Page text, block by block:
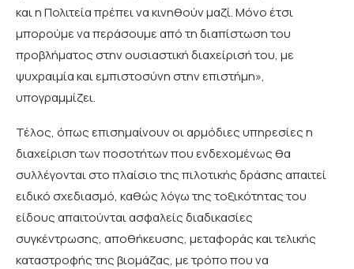
και η Πολιτεία πρέπει να κινηθούν μαζί. Μόνο έτσι
μπορούμε να περάσουμε από τη διαπίστωση του
προβλήματος στην ουσιαστική διαχείρισή του, με
ψυχραιμία και εμπιστοσύνη στην επιστήμη»,
υπογραμμίζει.
Τέλος, όπως επισημαίνουν οι αρμόδιες υπηρεσίες η
διαχείριση των ποσοτήτων που ενδεχομένως θα
συλλέγονται στο πλαίσιο της πιλοτικής δράσης απαιτεί
ειδικό σχεδιασμό, καθώς λόγω της τοξικότητας του
είδους απαιτούνται ασφαλείς διαδικασίες
συγκέντρωσης, αποθήκευσης, μεταφοράς και τελικής
καταστροφής της βιομάζας, με τρόπο που να